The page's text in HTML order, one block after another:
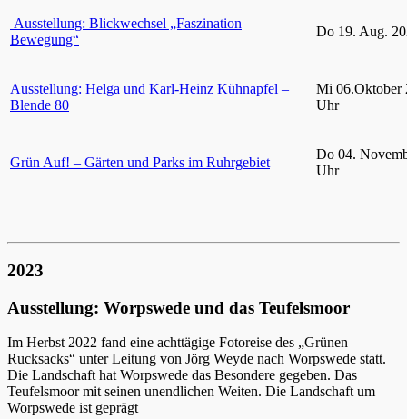
Ausstellung: Blickwechsel „Faszination
Bewegung“
Do 19. Aug.
Ausstellung: Helga und Karl-Heinz Kühnapfel –
Blende 80
Mi 06.Oktober
Uhr
Grün Auf! – Gärten und Parks im Ruhrgebiet
Do 04.
Uhr
2023
Ausstellung: Worpswede und das Teufelsmoor
Im Herbst 2022 fand eine achttägige Fotoreise des „Grünen
Rucksacks“ unter Leitung von Jörg Weyde nach Worpswede statt.
Die Landschaft hat Worpswede das Besondere gegeben. Das
Teufelsmoor mit seinen unendlichen Weiten. Die Landschaft um
Worpswede ist geprägt